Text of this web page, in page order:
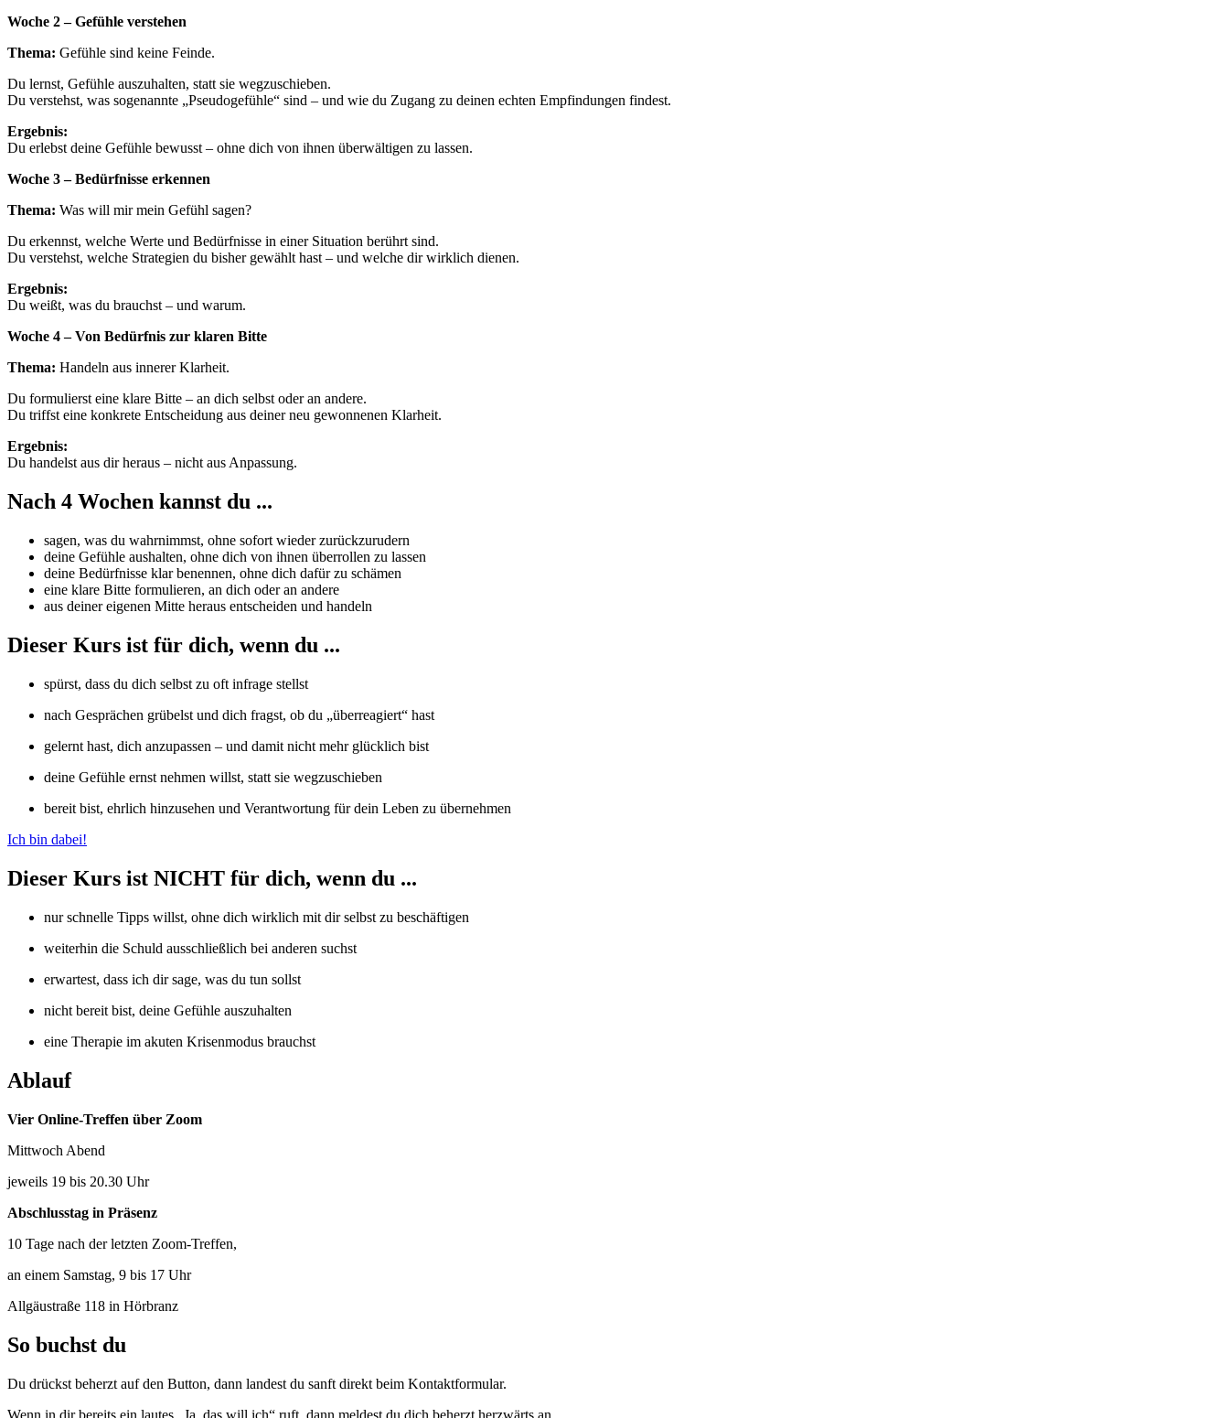
Woche 2 – Gefühle verstehen
Thema: Gefühle sind keine Feinde.
Du lernst, Gefühle auszuhalten, statt sie wegzuschieben.
Du verstehst, was sogenannte „Pseudogefühle“ sind – und wie du Zugang zu deinen echten Empfindungen findest.
Ergebnis:
Du erlebst deine Gefühle bewusst – ohne dich von ihnen überwältigen zu lassen.
Woche 3 – Bedürfnisse erkennen
Thema: Was will mir mein Gefühl sagen?
Du erkennst, welche Werte und Bedürfnisse in einer Situation berührt sind.
Du verstehst, welche Strategien du bisher gewählt hast – und welche dir wirklich dienen.
Ergebnis:
Du weißt, was du brauchst – und warum.
Woche 4 – Von Bedürfnis zur klaren Bitte
Thema: Handeln aus innerer Klarheit.
Du formulierst eine klare Bitte – an dich selbst oder an andere.
Du triffst eine konkrete Entscheidung aus deiner neu gewonnenen Klarheit.
Ergebnis:
Du handelst aus dir heraus – nicht aus Anpassung.
Nach 4 Wochen kannst du ...
sagen, was du wahrnimmst, ohne sofort wieder zurückzurudern
deine Gefühle aushalten, ohne dich von ihnen überrollen zu lassen
deine Bedürfnisse klar benennen, ohne dich dafür zu schämen
eine klare Bitte formulieren, an dich oder an andere
aus deiner eigenen Mitte heraus entscheiden und handeln
Dieser Kurs ist für dich, wenn du ...
spürst, dass du dich selbst zu oft infrage stellst
nach Gesprächen grübelst und dich fragst, ob du „überreagiert“ hast
gelernt hast, dich anzupassen – und damit nicht mehr glücklich bist
deine Gefühle ernst nehmen willst, statt sie wegzuschieben
bereit bist, ehrlich hinzusehen und Verantwortung für dein Leben zu übernehmen
Ich bin dabei!
Dieser Kurs ist NICHT für dich, wenn du ...
nur schnelle Tipps willst, ohne dich wirklich mit dir selbst zu beschäftigen
weiterhin die Schuld ausschließlich bei anderen suchst
erwartest, dass ich dir sage, was du tun sollst
nicht bereit bist, deine Gefühle auszuhalten
eine Therapie im akuten Krisenmodus brauchst
Ablauf
Vier Online-Treffen über Zoom
Mittwoch Abend
jeweils 19 bis 20.30 Uhr
Abschlusstag in Präsenz
10 Tage nach der letzten Zoom-Treffen,
an einem Samstag, 9 bis 17 Uhr
Allgäustraße 118 in Hörbranz
So buchst du
Du drückst beherzt auf den Button, dann landest du sanft direkt beim Kontaktformular.
Wenn in dir bereits ein lautes „Ja, das will ich“ ruft, dann meldest du dich beherzt herzwärts an.